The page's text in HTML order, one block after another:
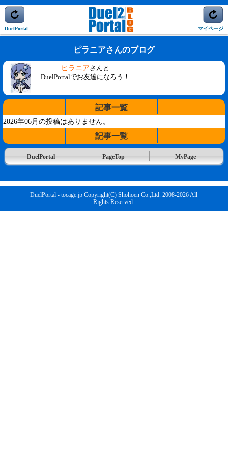
DuelPortal マイページ
ピラニアさんのブログ
ピラニアさんと
DuelPortalでお友達になろう！
記事一覧
2026年06月の投稿はありません。
記事一覧
DuelPortal PageTop MyPage
DuelPortal - tocage.jp Copyright(C) Shohoen Co.,Ltd. 2008-2026 All
Rights Reserved.